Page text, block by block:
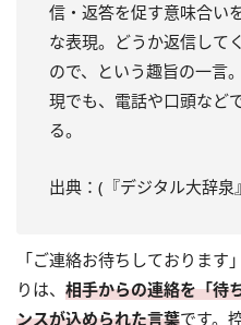
信・返答を促す意味合い
な表現。どうか返信して
ので、という趣旨の一言
現でも、電話や口頭など
る。
出典：(『デジタル大辞泉
「ご連絡お待ちしております
りは、 相手からの連絡を「待
ンスが込められた言葉です。